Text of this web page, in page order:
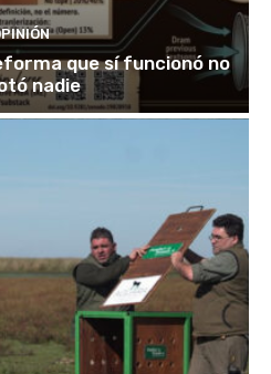
que sí funcionó no
nadie